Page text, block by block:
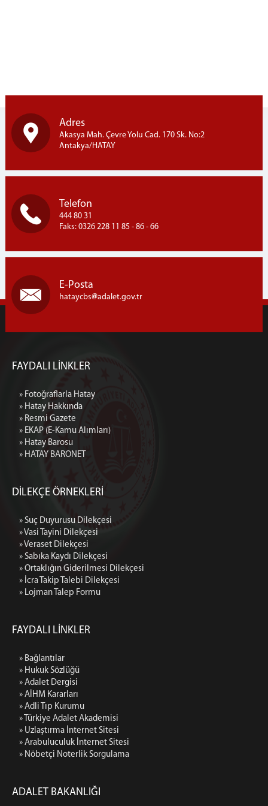
YAYLADAĞI ADLİYESİ
YEMEK MENÜSÜ
C. BAŞSAVCILIĞI
C. BAŞSAVCIMIZ
C. SAVCILARIMIZ
KOMİSYON
MAHKEMELER
DENETİMLİ SERBESTLİK MÜDÜRLÜĞÜ
AVRUPA BİRLİĞİ KOMİSYONU VE KALKINMA AJANSLARI
İLETİŞİM
Adres
Akasya Mah. Çevre Yolu Cad. 170 Sk. No:2
Antakya/HATAY
Telefon
444 80 31
Faks: 0326 228 11 85 - 86 - 66
E-Posta
hataycbs adalet.gov.tr
FAYDALI LİNKLER
» Fotoğraflarla Hatay
» Hatay Hakkında
» Resmi Gazete
» EKAP (E-Kamu Alımları)
» Hatay Barosu
» HATAY BARONET
DİLEKÇE ÖRNEKLERİ
» Suç Duyurusu Dilekçesi
» Vasi Tayini Dilekçesi
» Veraset Dilekçesi
» Sabıka Kaydı Dilekçesi
» Ortaklığın Giderilmesi Dilekçesi
» İcra Takip Talebi Dilekçesi
» Lojman Talep Formu
FAYDALI LİNKLER
» Bağlantılar
» Hukuk Sözlüğü
» Adalet Dergisi
» AİHM Kararları
» Adli Tıp Kurumu
» Türkiye Adalet Akademisi
» Uzlaştırma İnternet Sitesi
» Arabuluculuk İnternet Sitesi
» Nöbetçi Noterlik Sorgulama
ADALET BAKANLIĞI